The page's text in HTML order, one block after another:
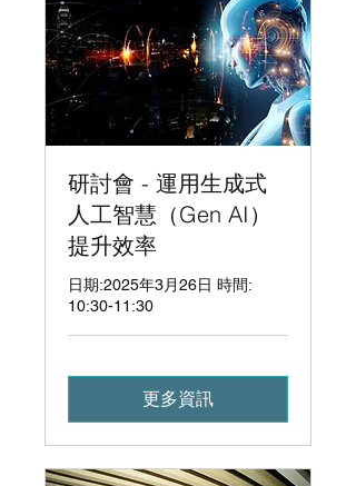
研討會 - 運用生成式
人工智慧（Gen AI）
提升效率
日期:2025年3月26日 時間:
10:30-11:30
更多資訊